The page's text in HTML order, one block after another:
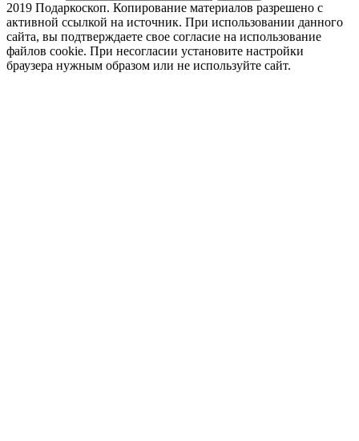
2019 Подаркоскоп. Копирование материалов разрешено с
активной ссылкой на источник. При использовании данного
сайта, вы подтверждаете свое согласие на использование
файлов cookie. При несогласии установите настройки
браузера нужным образом или не используйте сайт.